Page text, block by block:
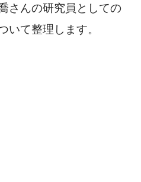
さんの研究員としての
いて整理します。